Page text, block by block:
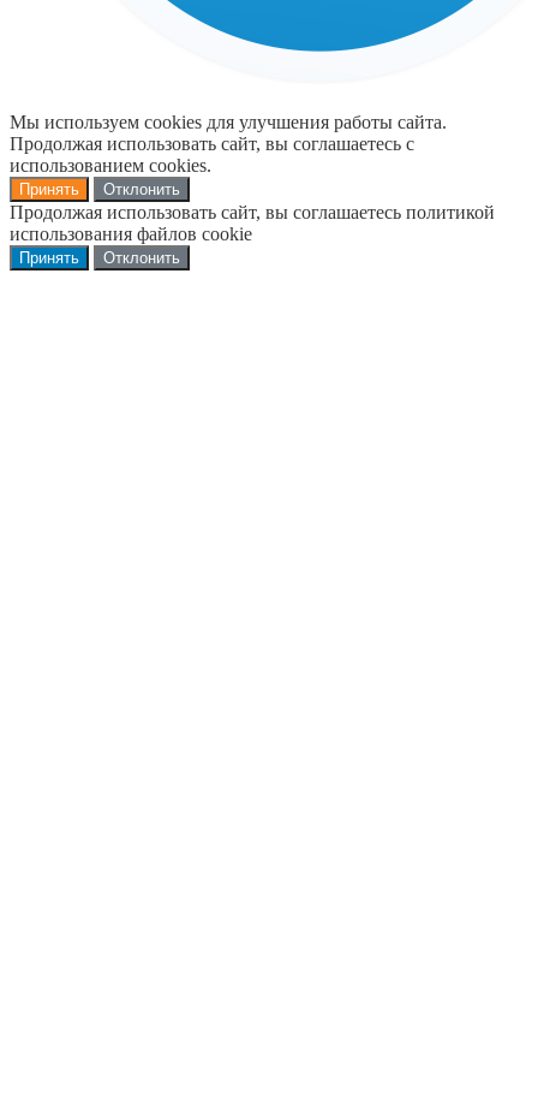
Мы используем cookies для улучшения работы сайта.
Продолжая использовать сайт, вы соглашаетесь с
использованием cookies.
Принять Отклонить
Продолжая использовать сайт, вы соглашаетесь политикой
использования файлов cookie
Принять Отклонить